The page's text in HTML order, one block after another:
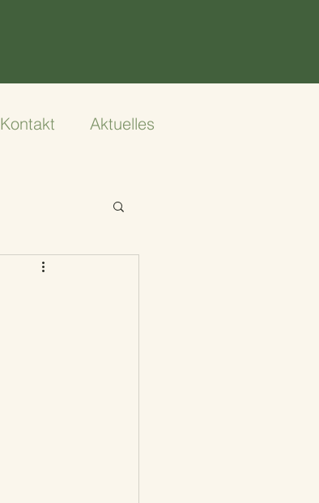
Kontakt Aktuelles